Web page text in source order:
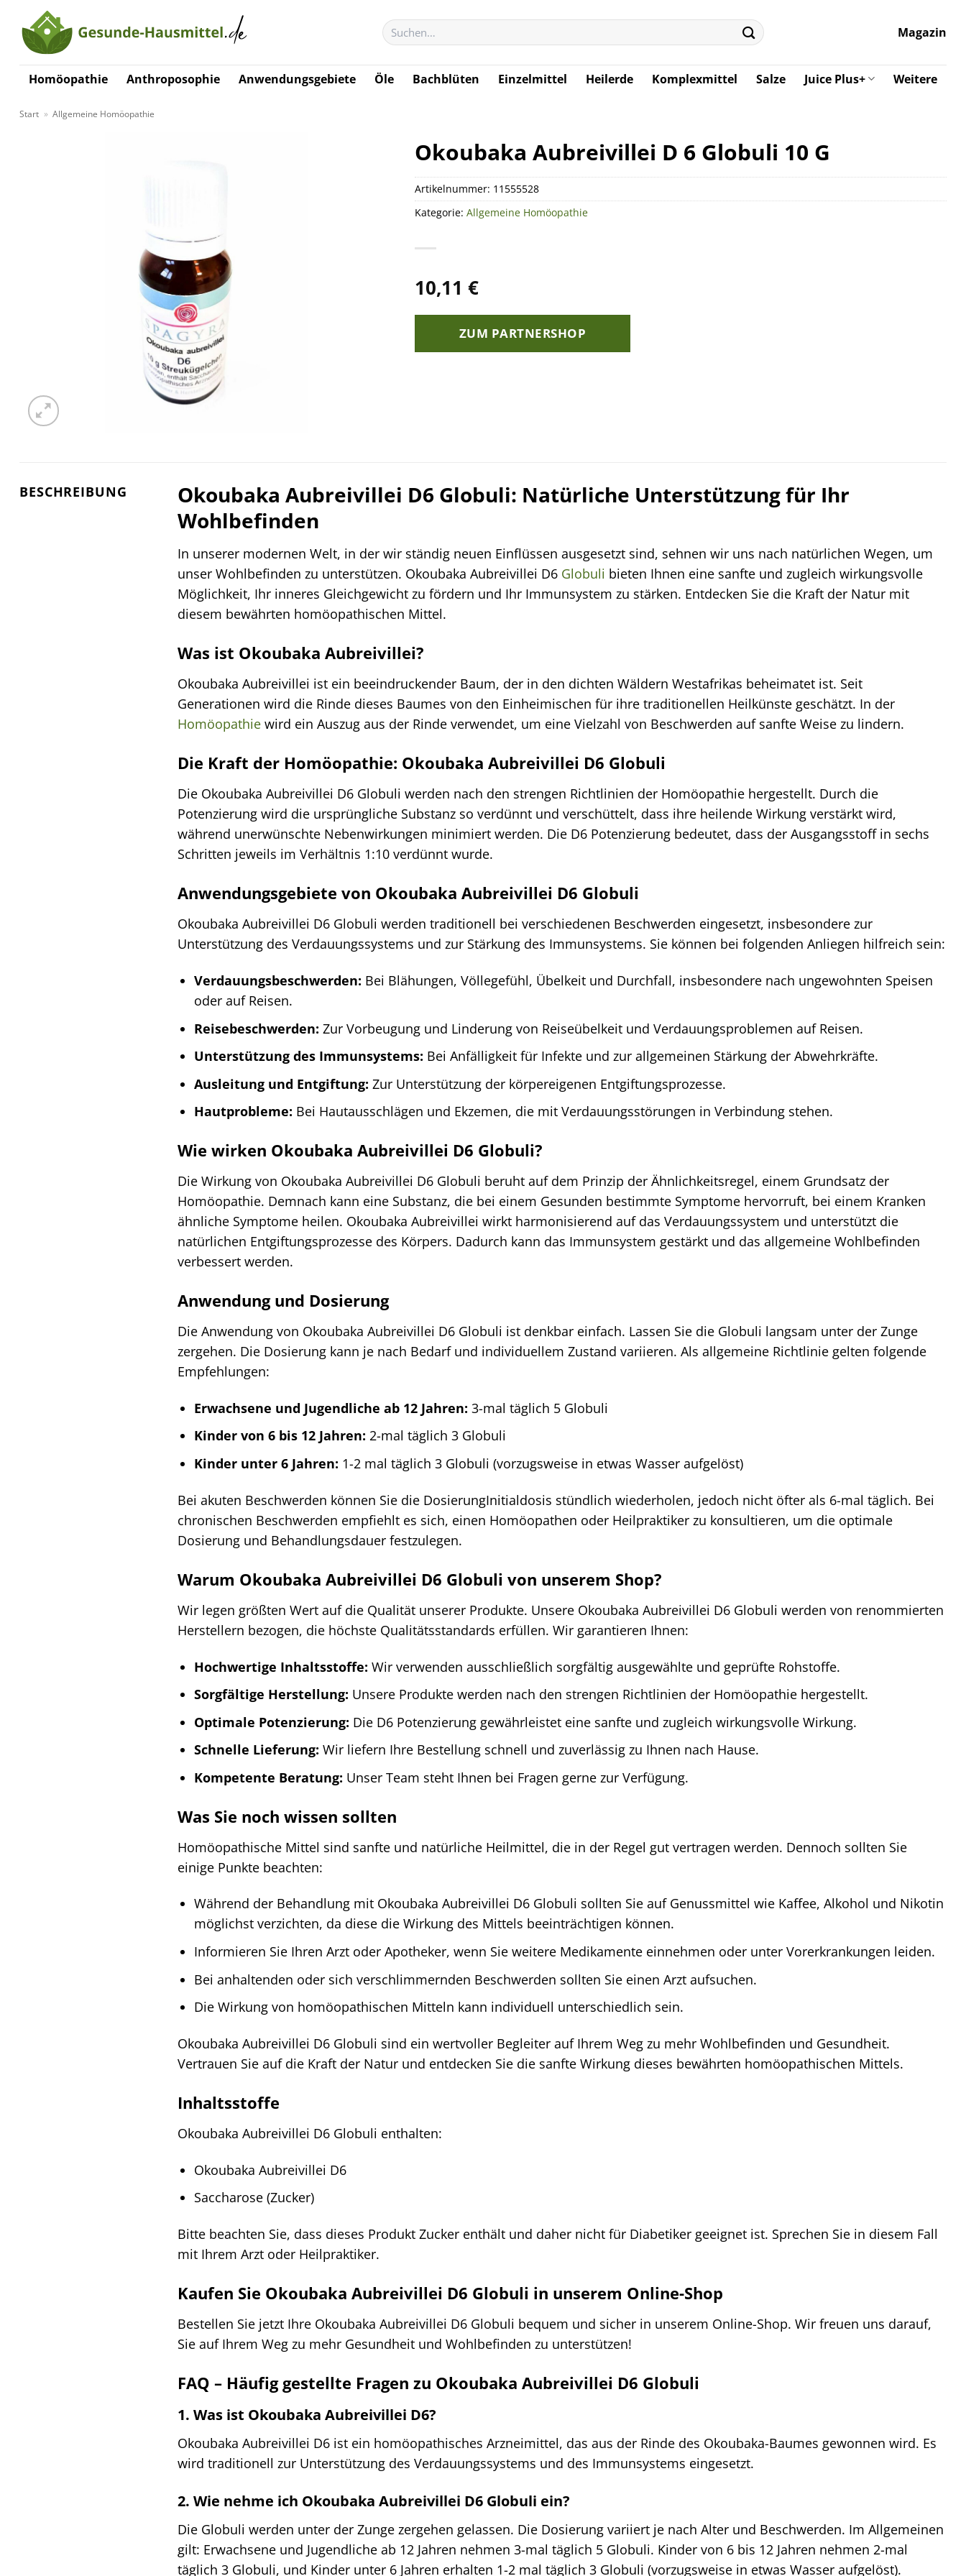
Inhalt
springen
Suchen
nach:
Magazin
Homöopathie Anthroposophie Anwendungsgebiete Öle Bachblüten Einzelmittel Heilerde Komplexmittel Salze Juice Plus+ Weitere
Start » Allgemeine Homöopathie
Okoubaka Aubreivillei D 6 Globuli 10 G
10,11 €
ZUM PARTNERSHOP
Artikelnummer: 11555528
Kategorie: Allgemeine Homöopathie
BESCHREIBUNG
Okoubaka Aubreivillei D6 Globuli: Natürliche Unterstützung für Ihr
Wohlbefinden
In unserer modernen Welt, in der wir ständig neuen Einflüssen ausgesetzt sind, sehnen wir uns nach natürlichen Wegen, um
unser Wohlbefinden zu unterstützen. Okoubaka Aubreivillei D6 Globuli bieten Ihnen eine sanfte und zugleich wirkungsvolle
Möglichkeit, Ihr inneres Gleichgewicht zu fördern und Ihr Immunsystem zu stärken. Entdecken Sie die Kraft der Natur mit
diesem bewährten homöopathischen Mittel.
Was ist Okoubaka Aubreivillei?
Okoubaka Aubreivillei ist ein beeindruckender Baum, der in den dichten Wäldern Westafrikas beheimatet ist. Seit
Generationen wird die Rinde dieses Baumes von den Einheimischen für ihre traditionellen Heilkünste geschätzt. In der
Homöopathie wird ein Auszug aus der Rinde verwendet, um eine Vielzahl von Beschwerden auf sanfte Weise zu lindern.
Die Kraft der Homöopathie: Okoubaka Aubreivillei D6 Globuli
Die Okoubaka Aubreivillei D6 Globuli werden nach den strengen Richtlinien der Homöopathie hergestellt. Durch die
Potenzierung wird die ursprüngliche Substanz so verdünnt und verschüttelt, dass ihre heilende Wirkung verstärkt wird,
während unerwünschte Nebenwirkungen minimiert werden. Die D6 Potenzierung bedeutet, dass der Ausgangsstoff in sechs
Schritten jeweils im Verhältnis 1:10 verdünnt wurde.
Anwendungsgebiete von Okoubaka Aubreivillei D6 Globuli
Okoubaka Aubreivillei D6 Globuli werden traditionell bei verschiedenen Beschwerden eingesetzt, insbesondere zur
Unterstützung des Verdauungssystems und zur Stärkung des Immunsystems. Sie können bei folgenden Anliegen hilfreich sein:
Verdauungsbeschwerden: Bei Blähungen, Völlegefühl, Übelkeit und Durchfall, insbesondere nach ungewohnten Speisen
oder auf Reisen.
Reisebeschwerden: Zur Vorbeugung und Linderung von Reiseübelkeit und Verdauungsproblemen auf Reisen.
Unterstützung des Immunsystems: Bei Anfälligkeit für Infekte und zur allgemeinen Stärkung der Abwehrkräfte.
Ausleitung und Entgiftung: Zur Unterstützung der körpereigenen Entgiftungsprozesse.
Hautprobleme: Bei Hautausschlägen und Ekzemen, die mit Verdauungsstörungen in Verbindung stehen.
Wie wirken Okoubaka Aubreivillei D6 Globuli?
Die Wirkung von Okoubaka Aubreivillei D6 Globuli beruht auf dem Prinzip der Ähnlichkeitsregel, einem Grundsatz der
Homöopathie. Demnach kann eine Substanz, die bei einem Gesunden bestimmte Symptome hervorruft, bei einem Kranken
ähnliche Symptome heilen. Okoubaka Aubreivillei wirkt harmonisierend auf das Verdauungssystem und unterstützt die
natürlichen Entgiftungsprozesse des Körpers. Dadurch kann das Immunsystem gestärkt und das allgemeine Wohlbefinden
verbessert werden.
Anwendung und Dosierung
Die Anwendung von Okoubaka Aubreivillei D6 Globuli ist denkbar einfach. Lassen Sie die Globuli langsam unter der Zunge
zergehen. Die Dosierung kann je nach Bedarf und individuellem Zustand variieren. Als allgemeine Richtlinie gelten folgende
Empfehlungen:
Erwachsene und Jugendliche ab 12 Jahren: 3-mal täglich 5 Globuli
Kinder von 6 bis 12 Jahren: 2-mal täglich 3 Globuli
Kinder unter 6 Jahren: 1-2 mal täglich 3 Globuli (vorzugsweise in etwas Wasser aufgelöst)
Bei akuten Beschwerden können Sie die DosierungInitialdosis stündlich wiederholen, jedoch nicht öfter als 6-mal täglich. Bei
chronischen Beschwerden empfiehlt es sich, einen Homöopathen oder Heilpraktiker zu konsultieren, um die optimale
Dosierung und Behandlungsdauer festzulegen.
Warum Okoubaka Aubreivillei D6 Globuli von unserem Shop?
Wir legen größten Wert auf die Qualität unserer Produkte. Unsere Okoubaka Aubreivillei D6 Globuli werden von renommierten
Herstellern bezogen, die höchste Qualitätsstandards erfüllen. Wir garantieren Ihnen:
Hochwertige Inhaltsstoffe: Wir verwenden ausschließlich sorgfältig ausgewählte und geprüfte Rohstoffe.
Sorgfältige Herstellung: Unsere Produkte werden nach den strengen Richtlinien der Homöopathie hergestellt.
Optimale Potenzierung: Die D6 Potenzierung gewährleistet eine sanfte und zugleich wirkungsvolle Wirkung.
Schnelle Lieferung: Wir liefern Ihre Bestellung schnell und zuverlässig zu Ihnen nach Hause.
Kompetente Beratung: Unser Team steht Ihnen bei Fragen gerne zur Verfügung.
Was Sie noch wissen sollten
Homöopathische Mittel sind sanfte und natürliche Heilmittel, die in der Regel gut vertragen werden. Dennoch sollten Sie
einige Punkte beachten:
Während der Behandlung mit Okoubaka Aubreivillei D6 Globuli sollten Sie auf Genussmittel wie Kaffee, Alkohol und Nikotin
möglichst verzichten, da diese die Wirkung des Mittels beeinträchtigen können.
Informieren Sie Ihren Arzt oder Apotheker, wenn Sie weitere Medikamente einnehmen oder unter Vorerkrankungen leiden.
Bei anhaltenden oder sich verschlimmernden Beschwerden sollten Sie einen Arzt aufsuchen.
Die Wirkung von homöopathischen Mitteln kann individuell unterschiedlich sein.
Okoubaka Aubreivillei D6 Globuli sind ein wertvoller Begleiter auf Ihrem Weg zu mehr Wohlbefinden und Gesundheit.
Vertrauen Sie auf die Kraft der Natur und entdecken Sie die sanfte Wirkung dieses bewährten homöopathischen Mittels.
Inhaltsstoffe
Okoubaka Aubreivillei D6 Globuli enthalten:
Okoubaka Aubreivillei D6
Saccharose (Zucker)
Bitte beachten Sie, dass dieses Produkt Zucker enthält und daher nicht für Diabetiker geeignet ist. Sprechen Sie in diesem Fall
mit Ihrem Arzt oder Heilpraktiker.
Kaufen Sie Okoubaka Aubreivillei D6 Globuli in unserem Online-Shop
Bestellen Sie jetzt Ihre Okoubaka Aubreivillei D6 Globuli bequem und sicher in unserem Online-Shop. Wir freuen uns darauf,
Sie auf Ihrem Weg zu mehr Gesundheit und Wohlbefinden zu unterstützen!
FAQ – Häufig gestellte Fragen zu Okoubaka Aubreivillei D6 Globuli
1. Was ist Okoubaka Aubreivillei D6?
Okoubaka Aubreivillei D6 ist ein homöopathisches Arzneimittel, das aus der Rinde des Okoubaka-Baumes gewonnen wird. Es
wird traditionell zur Unterstützung des Verdauungssystems und des Immunsystems eingesetzt.
2. Wie nehme ich Okoubaka Aubreivillei D6 Globuli ein?
Die Globuli werden unter der Zunge zergehen gelassen. Die Dosierung variiert je nach Alter und Beschwerden. Im Allgemeinen
gilt: Erwachsene und Jugendliche ab 12 Jahren nehmen 3-mal täglich 5 Globuli. Kinder von 6 bis 12 Jahren nehmen 2-mal
täglich 3 Globuli, und Kinder unter 6 Jahren erhalten 1-2 mal täglich 3 Globuli (vorzugsweise in etwas Wasser aufgelöst).